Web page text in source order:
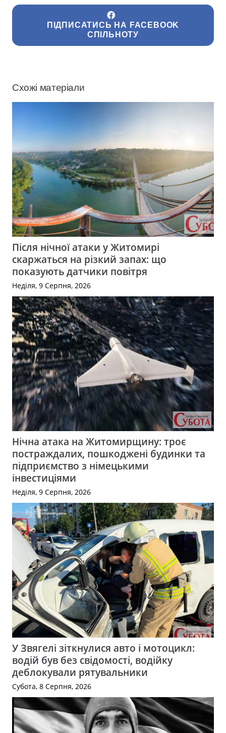
ПІДПИСАТИСЬ НА FACEBOOK
СПІЛЬНОТУ
Схожі матеріали
Після нічної атаки у Житомирі
скаржаться на різкий запах: що
показують датчики повітря
Неділя, 9 Серпня, 2026
Нічна атака на Житомирщину: троє
постраждалих, пошкоджені будинки та
підприємство з німецькими
інвестиціями
Неділя, 9 Серпня, 2026
У Звягелі зіткнулися авто і мотоцикл:
водій був без свідомості, водійку
деблокували рятувальники
Субота, 8 Серпня, 2026